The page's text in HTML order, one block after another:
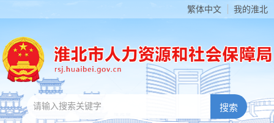
繁体中文 我的淮北